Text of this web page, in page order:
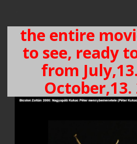
the entire
to see, ready
from
October,13.